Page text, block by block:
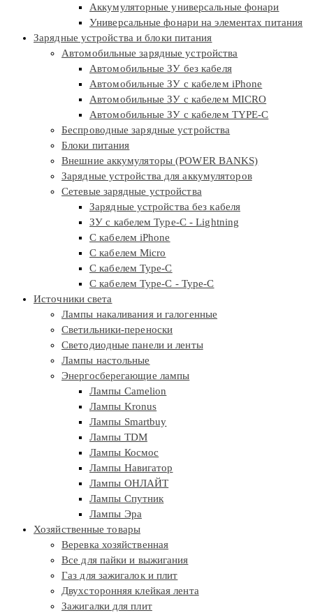
Аккумуляторные универсальные фонари
Универсальные фонари на элементах питания
Зарядные устройства и блоки питания
Автомобильные зарядные устройства
Автомобильные ЗУ без кабеля
Автомобильные ЗУ с кабелем iPhone
Автомобильные ЗУ с кабелем MICRO
Автомобильные ЗУ с кабелем TYPE-C
Беспроводные зарядные устройства
Блоки питания
Внешние аккумуляторы (POWER BANKS)
Зарядные устройства для аккумуляторов
Сетевые зарядные устройства
Зарядные устройства без кабеля
ЗУ с кабелем Type-C - Lightning
С кабелем iPhone
С кабелем Micro
С кабелем Type-C
С кабелем Type-C - Type-C
Источники света
Лампы накаливания и галогенные
Светильники-переноски
Светодиодные панели и ленты
Лампы настольные
Энергосберегающие лампы
Лампы Camelion
Лампы Kronus
Лампы Smartbuy
Лампы TDM
Лампы Космос
Лампы Навигатор
Лампы ОНЛАЙТ
Лампы Спутник
Лампы Эра
Хозяйственные товары
Веревка хозяйственная
Все для пайки и выжигания
Газ для зажигалок и плит
Двухсторонняя клейкая лента
Зажигалки для плит